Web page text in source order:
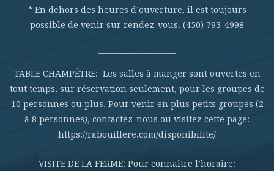
* En dehors des heures d’ouverture, il est toujours
possible de venir sur rendez-vous. (450) 793-4998
TABLE CHAMPÊTRE: Les salles à manger sont ouvertes en
tout temps, sur réservation seulement, pour les groupes de
10 personnes ou plus. Pour venir en plus petits groupes (2
à 8 personnes), contactez-nous ou visitez cette page:
https://rabouillere.com/disponibilite/
VISITE DE LA FERME: Pour connaître l’horaire: